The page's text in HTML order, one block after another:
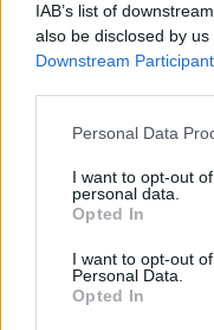
IAB’s list of
also be disclosed by
Downstream
Personal Data
I want to opt-out
personal data.
Opted In
I want to opt-out
Personal Data.
Opted In
Les évaluations de
eux-mêmes ; ces avis
adaptés afin de
l’évaluation d’un
des connaissances
reflètent seulement
aux utilisateurs et
N’oubliez-pas que
individus et que pour
contact avec votre